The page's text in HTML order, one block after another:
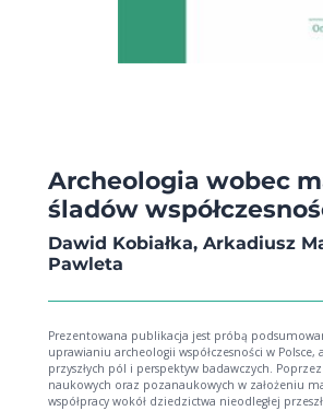
Archeologia wobec
śladów
Dawid Kobiałka, Arkadiusz
Pawleta
Prezentowana publikacja jest próbą
uprawianiu archeologii współczesności w
przyszłych pól i perspektyw badawczych.
naukowych oraz pozanaukowych w założeniu
współpracy wokół dziedzictwa nieodległej